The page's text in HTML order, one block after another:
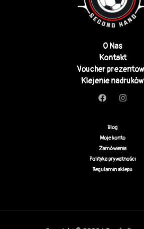
O Nas
Kontakt
Voucher
Klejenie nadruków
Blog
Moje konto
Zamówienia
Polityka prywatności
Regulamin sklepu